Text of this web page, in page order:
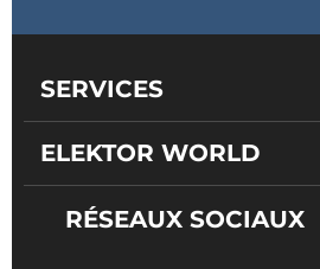
SERVICES
ELEKTOR WORLD
RÉSEAUX SOCIAUX